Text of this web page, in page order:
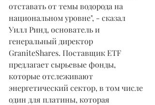
отставать от темы водорода на
национальном уровне", - сказал
Уилл Ринд, основатель и
генеральный директор
GraniteShares. Поставщик ETF
предлагает сырьевые фонды,
которые отслеживают
энергетический сектор, в том числе
один для платины, которая